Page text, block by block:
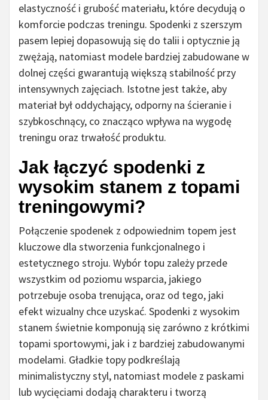
elastyczność i grubość materiału, które decydują o
komforcie podczas treningu. Spodenki z szerszym
pasem lepiej dopasowują się do talii i optycznie ją
zwężają, natomiast modele bardziej zabudowane w
dolnej części gwarantują większą stabilność przy
intensywnych zajęciach. Istotne jest także, aby
materiał był oddychający, odporny na ścieranie i
szybkoschnący, co znacząco wpływa na wygodę
treningu oraz trwałość produktu.
Jak łączyć spodenki z
wysokim stanem z topami
treningowymi?
Połączenie spodenek z odpowiednim topem jest
kluczowe dla stworzenia funkcjonalnego i
estetycznego stroju. Wybór topu zależy przede
wszystkim od poziomu wsparcia, jakiego
potrzebuje osoba trenująca, oraz od tego, jaki
efekt wizualny chce uzyskać. Spodenki z wysokim
stanem świetnie komponują się zarówno z krótkimi
topami sportowymi, jak i z bardziej zabudowanymi
modelami. Gładkie topy podkreślają
minimalistyczny styl, natomiast modele z paskami
lub wycięciami dodają charakteru i tworzą